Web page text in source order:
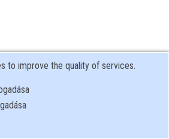
to improve the quality of services.